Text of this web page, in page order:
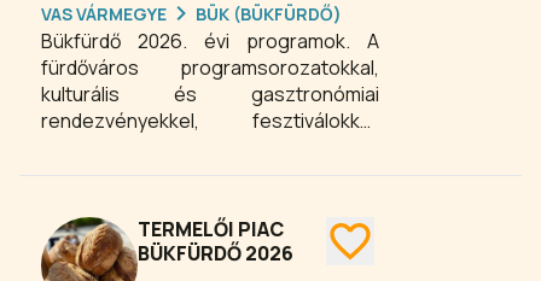
VAS VÁRMEGYE
BÜK (BÜKFÜRDŐ)
Bükfürdő 2026. évi programok. A
fürdőváros programsorozatokkal,
kulturális és gasztronómiai
rendezvényekkel, fesztiválokkal,
kikapcsolódni, pihenni, üdülni vágyó
TERMELŐI PIAC
BÜKFÜRDŐ 2026